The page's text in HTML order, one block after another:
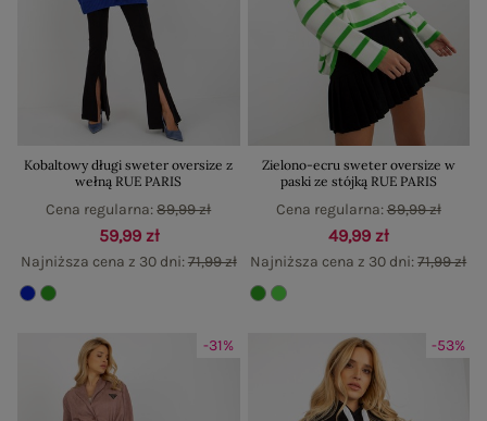
Kobaltowy długi sweter oversize z
wełną RUE PARIS
59,99 zł
Najniższa cena z 30 dni:71,99 zł
Cena regularna:89,99 zł
Zielono-ecru sweter oversize w
paski ze stójką RUE PARIS
49,99 zł
Najniższa cena z 30 dni:71,99 zł
Cena regularna:89,99 zł
-31% -53%